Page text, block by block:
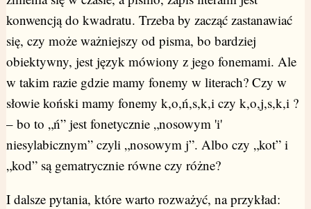
konwencją do kwadratu. Trzeba by zacząć zastanawiać
się, czy może ważniejszy od pisma, bo bardziej
obiektywny, jest język mówiony z jego fonemami. Ale
w takim razie gdzie mamy fonemy w literach? Czy w
słowie koński mamy fonemy k,o,ń,s,k,i czy k,o,j,s,k,i ?
– bo to „ń” jest fonetycznie „nosowym 'i'
niesylabicznym” czyli „nosowym j”. Albo czy „kot” i
„kod” są gematrycznie równe czy różne?
I dalsze pytania, które warto rozważyć, na przykład: